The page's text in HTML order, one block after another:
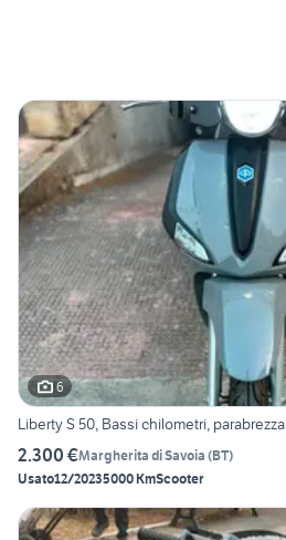
6
Liberty S 50, Bassi chilometri, parabrezza
2.300 €Margherita di Savoia (BT)
Usato12/20235000 KmScooter